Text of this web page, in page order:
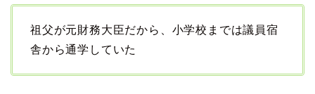
祖父が元財務大臣だから、小学校までは議員宿
舎から通学していた